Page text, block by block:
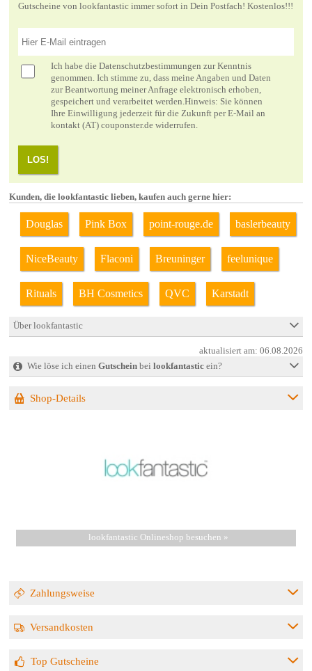
Gutscheine von lookfantastic immer sofort in Dein Postfach! Kostenlos!!!
Ich habe die Datenschutzbestimmungen zur Kenntnis
genommen. Ich stimme zu, dass meine Angaben und Daten
zur Beantwortung meiner Anfrage elektronisch erhoben,
gespeichert und verarbeitet werden.Hinweis: Sie können
Ihre Einwilligung jederzeit für die Zukunft per E-Mail an
kontakt (AT) couponster.de widerrufen.
LOS!
Kunden, die lookfantastic lieben, kaufen auch gerne hier:
Douglas Pink Box point-rouge.de baslerbeauty
NiceBeauty Flaconi Breuninger feelunique
Rituals BH Cosmetics QVC Karstadt
Über lookfantastic
aktualisiert am:06.08.2026
Wie löse ich einen Gutscheinbei lookfantasticein?
Shop-Details
lookfantastic Onlineshop besuchen »
Zahlungsweise
Versandkosten
Top Gutscheine